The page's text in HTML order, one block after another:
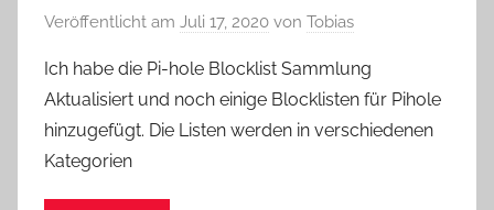
Veröffentlicht am Juli 17, 2020 von Tobias
Ich habe die Pi-hole Blocklist Sammlung
Aktualisiert und noch einige Blocklisten für Pihole
hinzugefügt. Die Listen werden in verschiedenen
Kategorien